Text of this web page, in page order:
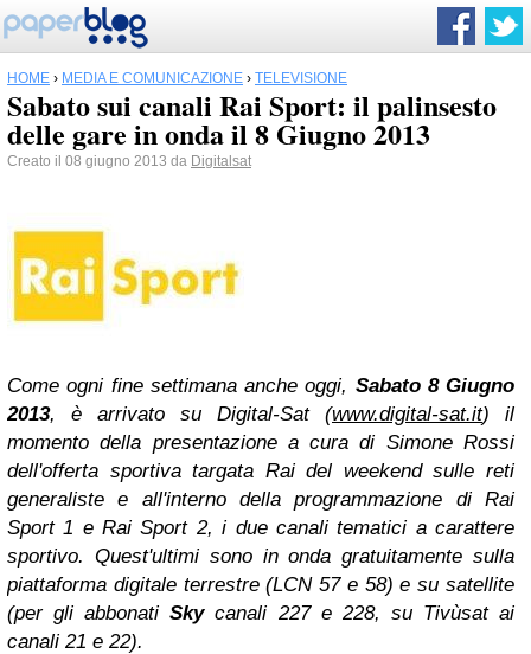
HOME › MEDIA E COMUNICAZIONE › TELEVISIONE
Sabato sui canali Rai Sport: il palinsesto
delle gare in onda il 8 Giugno 2013
Creato il 08 giugno 2013 da Digitalsat
Come ogni fine settimana anche oggi, Sabato 8 Giugno
2013, è arrivato su Digital-Sat (www.digital-sat.it) il
momento della presentazione a cura di Simone Rossi
dell'offerta sportiva targata Rai del weekend sulle reti
generaliste e all'interno della programmazione di Rai
Sport 1 e Rai Sport 2, i due canali tematici a carattere
sportivo. Quest'ultimi sono in onda gratuitamente sulla
piattaforma digitale terrestre (LCN 57 e 58) e su satellite
(per gli abbonatiSkycanali 227 e 228, su Tivùsat ai
canali 21 e 22).